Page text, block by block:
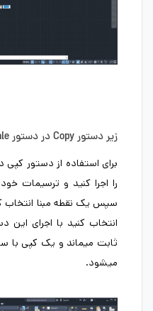
زیر دستور Copy در دستور Scale
را اجرا کنید و ترسیمات خود
سپس یک نقطه مبنا انتخاب
انتخاب کنید با اجرای این
ثابت میماند و یک کپی با
میشود.